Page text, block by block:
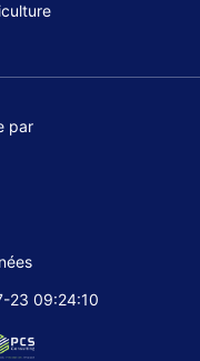
par
23 09:24:10